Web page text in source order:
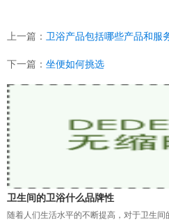
上一篇： 卫浴产品包括哪些产品和服
下一篇： 坐便如何挑选
卫生间的卫浴什么品牌性
随着人们生活水平的不断提高，对于卫生